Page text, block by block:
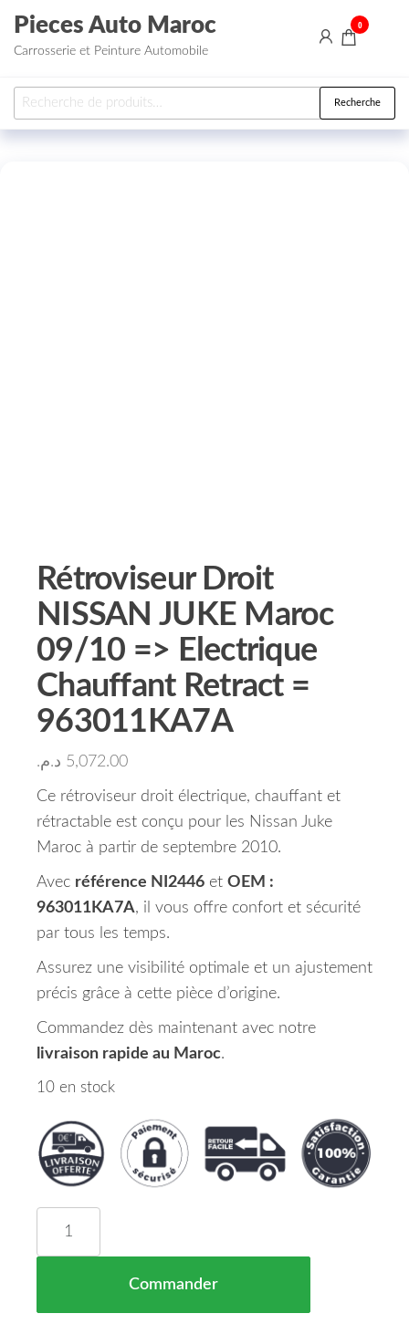
Aller au contenu
Pieces Auto Maroc
Carrosserie et Peinture Automobile
0
Recherche pour : Recherche
Rétroviseur Droit
NISSAN JUKE Maroc
09/10 => Electrique
Chauffant Retract =
963011KA7A
5,072.00 د.م.
Ce rétroviseur droit électrique, chauffant et
rétractable est conçu pour les Nissan Juke
Maroc à partir de septembre 2010.
Avec référence NI2446 et OEM :
963011KA7A, il vous offre confort et sécurité
par tous les temps.
Assurez une visibilité optimale et un ajustement
précis grâce à cette pièce d’origine.
Commandez dès maintenant avec notre
livraison rapide au Maroc.
10 en stock
Commander